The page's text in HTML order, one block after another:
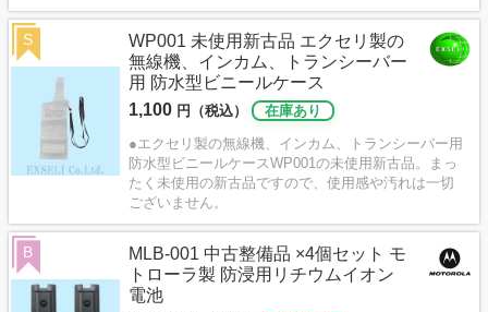
WP001 未使用新古品 エクセリ製の
無線機、インカム、トランシーバー
用 防水型ビニールケース
1,100 円（税込）
在庫あり
●エクセリ製の無線機、インカム、トランシーバー用
防水型ビニールケースWP001の未使用新古品。まっ
たく未使用の新古品ですので、使用感や汚れは一切
ございません。
S
MLB-001 中古整備品 ×4個セット モ
トローラ製 防浸用リチウムイオン
電池
B